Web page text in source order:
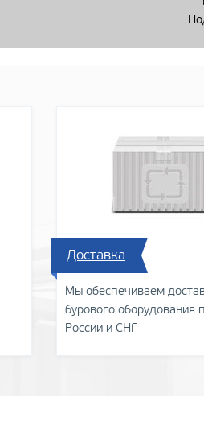
Доставка
Мы обеспечиваем
бурового оборудования
России и СНГ